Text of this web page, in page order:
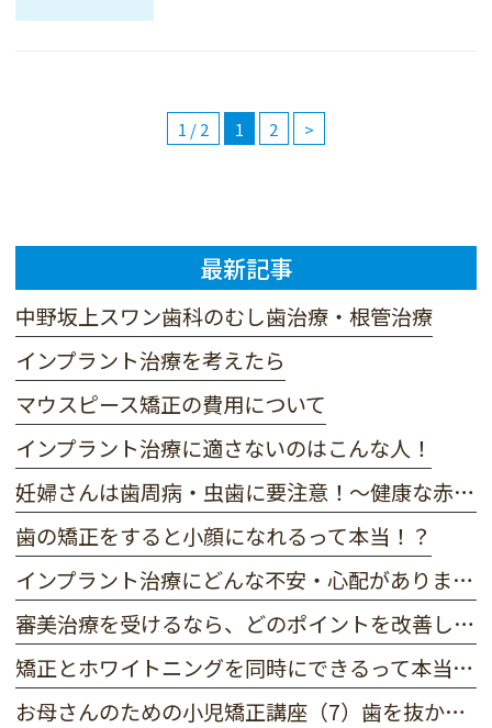
1 / 2 1 2 >
最新記事
中野坂上スワン歯科のむし歯治療・根管治療
インプラント治療を考えたら
マウスピース矯正の費用について
インプラント治療に適さないのはこんな人！
妊婦さんは歯周病・虫歯に要注意！～健康な赤ちゃんのためにできること～
歯の矯正をすると小顔になれるって本当！？
インプラント治療にどんな不安・心配がありますか？
審美治療を受けるなら、どのポイントを改善したい？
矯正とホワイトニングを同時にできるって本当！？
お母さんのための小児矯正講座（7）歯を抜かずに矯正できる！？